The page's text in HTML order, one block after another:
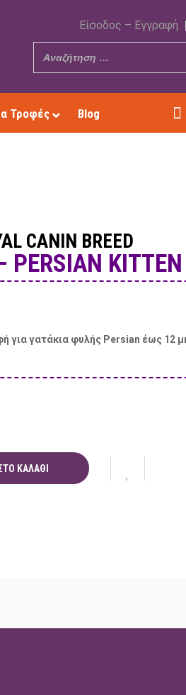
Είσοδος – Εγγραφή
Τροφές Blog
CANIN BREED
PERSIAN
για γατάκια φυλής Persian έως 12
ΚΑΛΆΘΙ